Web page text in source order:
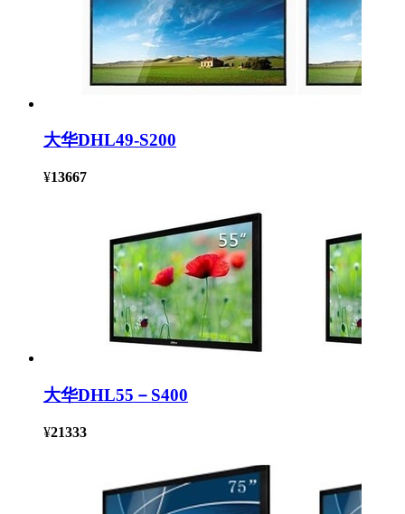
大华DHL49-S200
¥13667
大华DHL55－S400
¥21333